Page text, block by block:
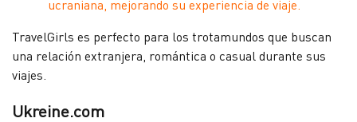
ucraniana, mejorando su experiencia de viaje.
TravelGirls es perfecto para los trotamundos que buscan
una relación extranjera, romántica o casual durante sus
viajes.
Ukreine.com